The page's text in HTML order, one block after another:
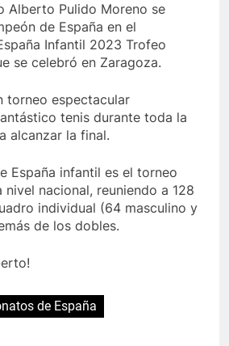
Alberto Pulido Moreno se
de España en el
Infantil 2023 Trofeo
se celebró en Zaragoza.
torneo espectacular
tenis durante toda la
alcanzar la final.
España infantil es el torneo
nacional, reuniendo a 128
individual (64 masculino y
de los dobles.
de España